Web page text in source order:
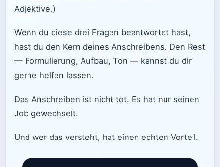
Adjektive.)
Wenn du diese drei Fragen beantwortet hast,
hast du den Kern deines Anschreibens. Den Rest
— Formulierung, Aufbau, Ton — kannst du dir
gerne helfen lassen.
Das Anschreiben ist nicht tot. Es hat nur seinen
Job gewechselt.
Und wer das versteht, hat einen echten Vorteil.